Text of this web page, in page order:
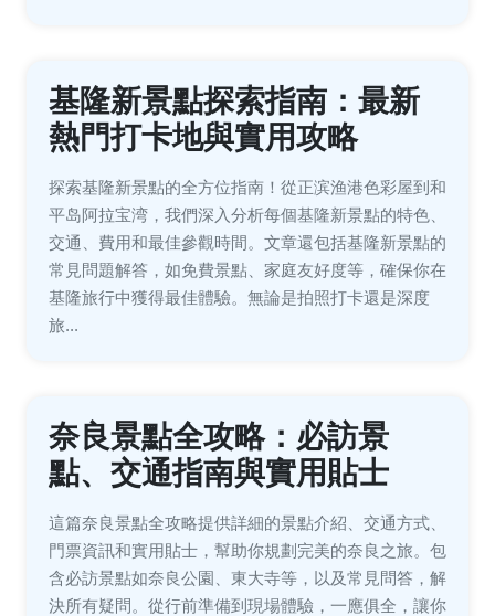
基隆新景點探索指南：最新
熱門打卡地與實用攻略
探索基隆新景點的全方位指南！從正滨渔港色彩屋到和
平岛阿拉宝湾，我們深入分析每個基隆新景點的特色、
交通、費用和最佳參觀時間。文章還包括基隆新景點的
常見問題解答，如免費景點、家庭友好度等，確保你在
基隆旅行中獲得最佳體驗。無論是拍照打卡還是深度
旅...
奈良景點全攻略：必訪景
點、交通指南與實用貼士
這篇奈良景點全攻略提供詳細的景點介紹、交通方式、
門票資訊和實用貼士，幫助你規劃完美的奈良之旅。包
含必訪景點如奈良公園、東大寺等，以及常見問答，解
決所有疑問。從行前準備到現場體驗，一應俱全，讓你